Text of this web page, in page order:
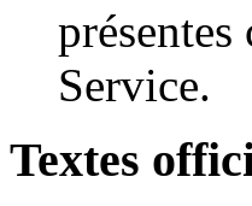
Service.
Textes